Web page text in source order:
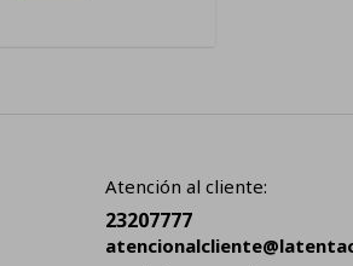
Atención al cliente:
23207777